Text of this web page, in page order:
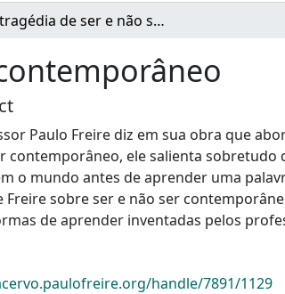
A tragédia de ser e não ser contemporâneo
Paulo Freire diz em sua obra que
contemporâneo, ele salienta sobretudo
o mundo antes de aprender uma
Freire sobre ser e não ser
de aprender inventadas pelos
handle/7891/1129